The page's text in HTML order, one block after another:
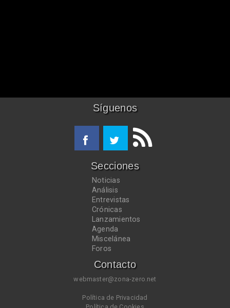
Síguenos
Secciones
Noticias
Análisis
Entrevistas
Crónicas
Lanzamientos
Agenda
Miscelánea
Foros
Contacto
webmaster@zona-zero.net
Política de Privacidad